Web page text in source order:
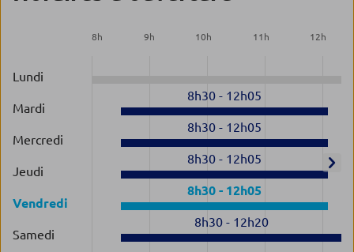
8h 9h 10h 11 h 12h
Lundi
Mardi
8h30- 12h05
Mercredi
8h30- 12h05
Jeudi
8h30- 12h05
Vendredi
8h30- 12h05
Samedi
8h30- 12h20